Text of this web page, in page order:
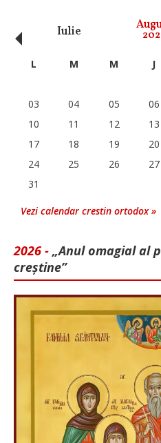
Iulie
‹ L M M J
03
04 05 06
10
11 12 13
17
18 19 20
24
25 26 27
31
Vezi calendar crestin ortodox »
2026 - „Anul omagial al
creștine”